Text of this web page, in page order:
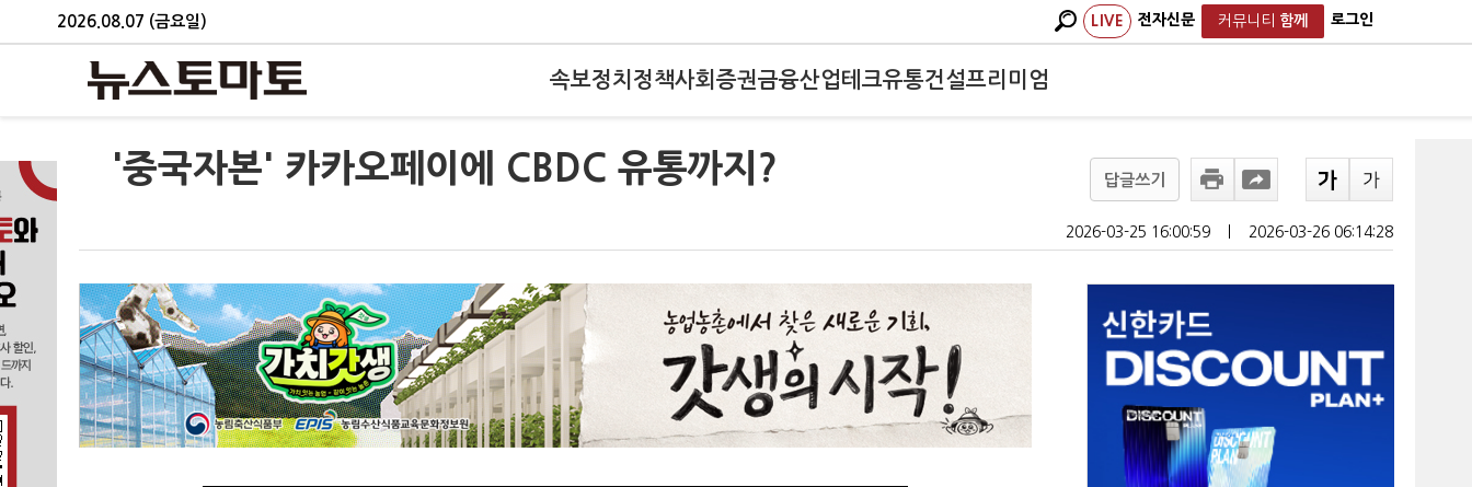
2026.08.07 (금요일) LIVE 전자신문 커뮤니티 함께 로그인
속보정치 정책사회 증권금융산업테크유통건설프리미엄
'중국자본' 카카오페이에 CBDC 유통까지? 답글쓰기
2026-03-25 16:00:59 2026-03-26 06:14:28